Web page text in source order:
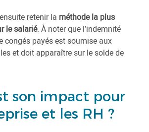
retenir la méthode la plus
le salarié. À noter que l’indemnité
congés payés est soumise aux
et doit apparaître sur le solde de
son impact pour
et les RH ?